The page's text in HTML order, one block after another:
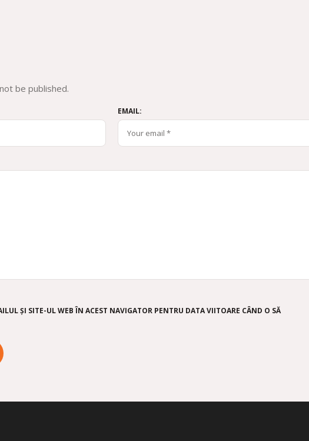
be published.
EMAIL:
ȘI SITE-UL WEB ÎN ACEST NAVIGATOR PENTRU DATA VIITOARE CÂND O SĂ